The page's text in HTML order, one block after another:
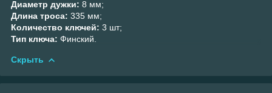
Диаметр дужки: 8 мм;
Длина троса: 335 мм;
Количество ключей: 3 шт;
Тип ключа: Финский.
Скрыть